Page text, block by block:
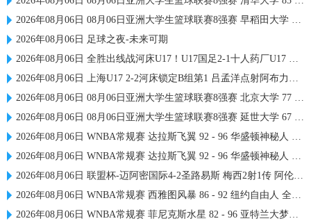
2026年08月06日 08月06日亚洲大学生篮球联赛8强赛 早稻田大学 78 - 71 高丽大学 集锦
2026年08月06日 足球之夜-未来可期
2026年08月06日 全胜出线战河床U17！U17国足2-1十人药厂U17 赵松源登场1分钟传射
2026年08月06日 上海U17 2-2河床锁定B组第1 吕孟洋点射阿布力米破门 将战A组第2
2026年08月06日 08月06日亚洲大学生篮球联赛8强赛 北京大学 77 - 79 上海交通大学 集锦
2026年08月06日 08月06日亚洲大学生篮球联赛8强赛 延世大学 67 - 72 政治大学 集锦
2026年08月06日 WNBA常规赛 达拉斯飞翼 92 - 96 华盛顿神秘人 全场集锦
2026年08月06日 WNBA常规赛 达拉斯飞翼 92 - 96 华盛顿神秘人 全场集锦
2026年08月06日 联盟杯-迈阿密国际4-2圣路易斯 梅西2射1传 阿伦助攻戴帽
2026年08月06日 WNBA常规赛 西雅图风暴 86 - 92 纽约自由人 全场集锦
2026年08月06日 WNBA常规赛 菲尼克斯水星 82 - 96 亚特兰大梦想 全场集锦